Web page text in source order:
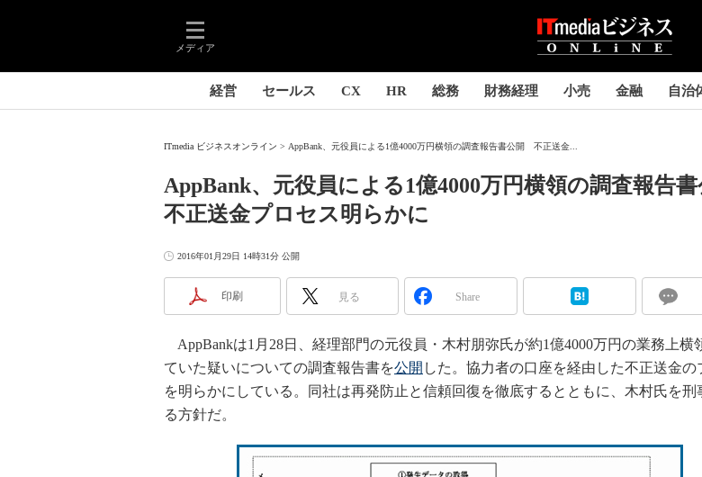
メディア
経営 セールス CX HR 総務 財務経理 小売 金融 自治
ITmedia ビジネスオンライン AppBank、元役員による1億4000万円横領の調査報告書公開 不正送金...
AppBank、元役員による1億4000万円横領の調査報告
不正送金プロセス明らかに
2016年01月29日 14時31分 公開
印刷 見る Share
AppBankは1月28日、経理部門の元役員・木村朋弥氏が約1億4000万円の業務上横
ていた疑いについての調査報告書を公開 した。協力者の口座を経由した不正送金の
を明らかにしている。同社は再発防止と信頼回復を徹底するとともに、木村氏を刑
る方針だ。